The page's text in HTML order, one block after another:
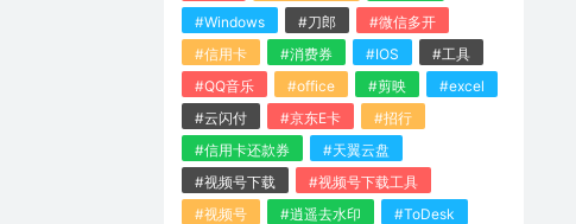
#Windows
#刀郎
#微信多开
#信用卡
#消费券 #IOS
#工具
#QQ音乐
#office #剪映
#excel
#云闪付
#京东E卡
#招行
#信用卡还款券
#天翼云盘
#视频号下载
#视频号下载工具
#视频号
#逍遥去水印
#ToDesk